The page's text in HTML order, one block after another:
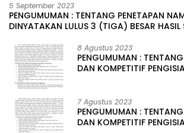
5 September 2023
PENGUMUMAN : TENTANG PENETAPAN
DINYATAKAN LULUS 3 (TIGA) BESAR HASIL
LINGKUNGAN PEMERINTAH DAERAH
8 Agustus 2023
PENGUMUMAN : TENTANG
DAN KOMPETITIF
KABUPATEN KONAWE
7 Agustus 2023
PENGUMUMAN : TENTANG
DAN KOMPETITIF